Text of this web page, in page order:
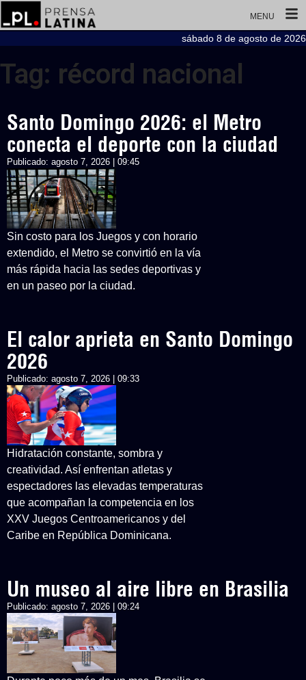
MENU
sábado 8 de agosto de 2026
Tag: récord nacional
Santo Domingo 2026: el Metro
conecta el deporte con la ciudad
Publicado: agosto 7, 2026 | 09:45
Sin costo para los Juegos y con horario
extendido, el Metro se convirtió en la vía
más rápida hacia las sedes deportivas y
en un paseo por la ciudad.
El calor aprieta en Santo Domingo
2026
Publicado: agosto 7, 2026 | 09:33
Hidratación constante, sombra y
creatividad. Así enfrentan atletas y
espectadores las elevadas temperaturas
que acompañan la competencia en los
XXV Juegos Centroamericanos y del
Caribe en República Dominicana.
Un museo al aire libre en Brasilia
Publicado: agosto 7, 2026 | 09:24